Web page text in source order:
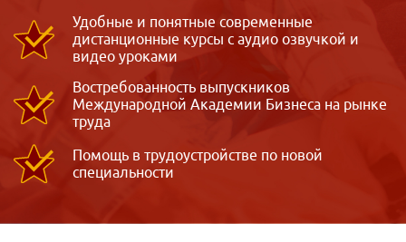
Удобные и понятные современные
дистанционные курсы с аудио озвучкой и
видео уроками
Востребованность выпускников
Международной Академии Бизнеса на рынке
труда
Помощь в трудоустройстве по новой
специальности